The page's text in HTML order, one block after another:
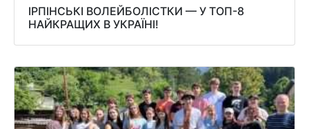
ІРПІНСЬКІ ВОЛЕЙБОЛІСТКИ — У ТОП-8
НАЙКРАЩИХ В УКРАЇНІ!